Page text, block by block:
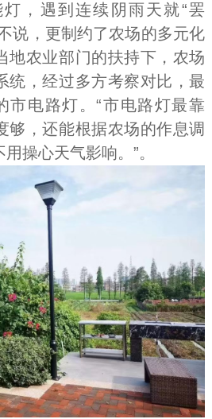
，遇到连续阴雨天就“罢
说，更制约了农场的多元化
地农业部门的扶持下，农场
统，经过多方考察对比，最
市电路灯。“市电路灯最靠
够，还能根据农场的作息调
操心天气影响。”。